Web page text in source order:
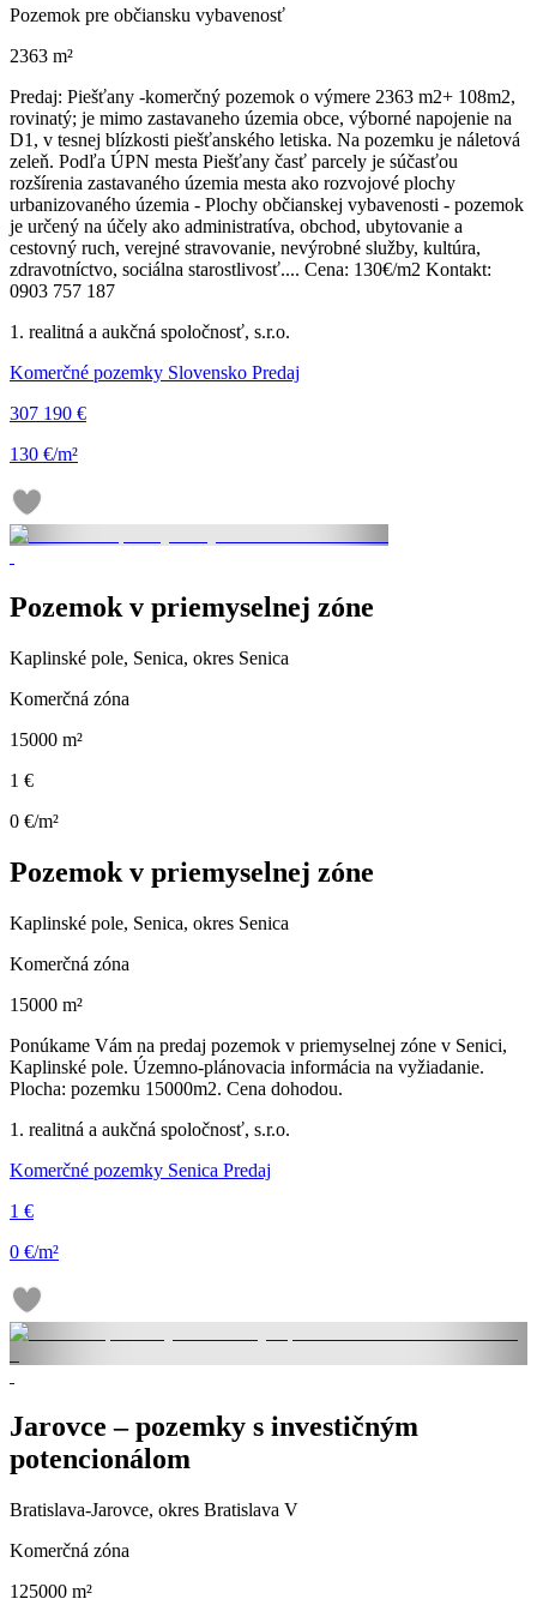
Pozemok pre občiansku vybavenosť
2363 m²
Predaj: Piešťany -komerčný pozemok o výmere 2363 m2+ 108m2,
rovinatý; je mimo zastavaneho územia obce, výborné napojenie na
D1, v tesnej blízkosti piešťanského letiska. Na pozemku je náletová
zeleň. Podľa ÚPN mesta Piešťany časť parcely je súčasťou
rozšírenia zastavaného územia mesta ako rozvojové plochy
urbanizovaného územia - Plochy občianskej vybavenosti - pozemok
je určený na účely ako administratíva, obchod, ubytovanie a
cestovný ruch, verejné stravovanie, nevýrobné služby, kultúra,
zdravotníctvo, sociálna starostlivosť.... Cena: 130€/m2 Kontakt:
0903 757 187
1. realitná a aukčná spoločnosť, s.r.o.
Komerčné pozemky Slovensko Predaj
307 190 €
130 €/m²
Pozemok v priemyselnej zóne
Kaplinské pole, Senica, okres Senica
Komerčná zóna
15000 m²
1 €
0 €/m²
Pozemok v priemyselnej zóne
Kaplinské pole, Senica, okres Senica
Komerčná zóna
15000 m²
Ponúkame Vám na predaj pozemok v priemyselnej zóne v Senici,
Kaplinské pole. Územno-plánovacia informácia na vyžiadanie.
Plocha: pozemku 15000m2. Cena dohodou.
1. realitná a aukčná spoločnosť, s.r.o.
Komerčné pozemky Senica Predaj
1 €
0 €/m²
Jarovce – pozemky s investičným
potencionálom
Bratislava-Jarovce, okres Bratislava V
Komerčná zóna
125000 m²